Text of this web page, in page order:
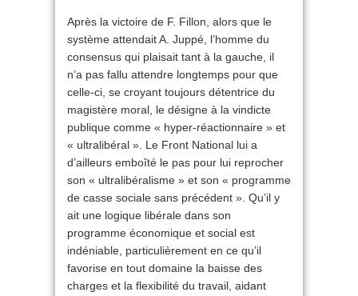
Après la victoire de F. Fillon, alors que le
système attendait A. Juppé, l’homme du
consensus qui plaisait tant à la gauche, il
n’a pas fallu attendre longtemps pour que
celle-ci, se croyant toujours détentrice du
magistère moral, le désigne à la vindicte
publique comme « hyper-réactionnaire » et
« ultralibéral ». Le Front National lui a
d’ailleurs emboîté le pas pour lui reprocher
son « ultralibéralisme » et son « programme
de casse sociale sans précédent ». Qu’il y
ait une logique libérale dans son
programme économique et social est
indéniable, particulièrement en ce qu’il
favorise en tout domaine la baisse des
charges et la flexibilité du travail, aidant